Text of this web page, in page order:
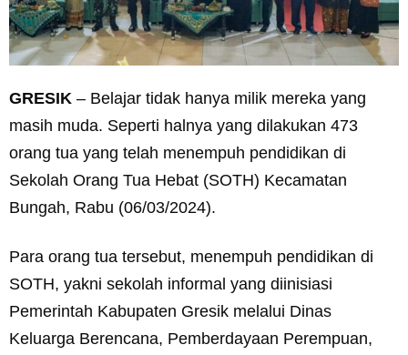
GRESIK – Belajar tidak hanya milik mereka yang
masih muda. Seperti halnya yang dilakukan 473
orang tua yang telah menempuh pendidikan di
Sekolah Orang Tua Hebat (SOTH) Kecamatan
Bungah, Rabu (06/03/2024).
Para orang tua tersebut, menempuh pendidikan di
SOTH, yakni sekolah informal yang diinisiasi
Pemerintah Kabupaten Gresik melalui Dinas
Keluarga Berencana, Pemberdayaan Perempuan,